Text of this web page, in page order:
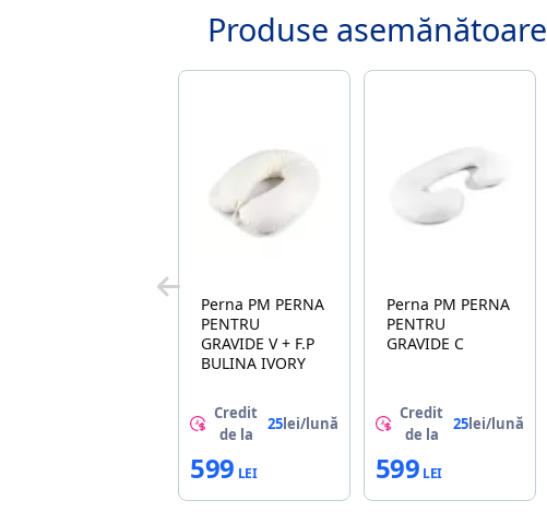
Produse asemănătoare
Perna PM PERNA
PENTRU
GRAVIDE V + F.P
BULINA IVORY
Credit
de la
25lei/lună
599
Perna PM PERNA
PENTRU
GRAVIDE C
Credit
de la
25lei/lună
599